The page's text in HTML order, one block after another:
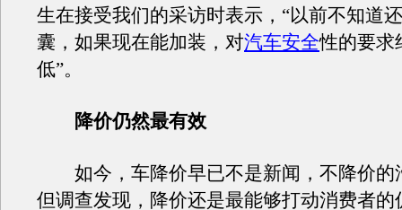
生在接受我们的采访时表示，“以前不知道
囊，如果现在能加装，对汽车安全性的要求
低”。
降价仍然最有效
如今，车降价早已不是新闻，不降价的
但调查发现，降价还是最能够打动消费者的